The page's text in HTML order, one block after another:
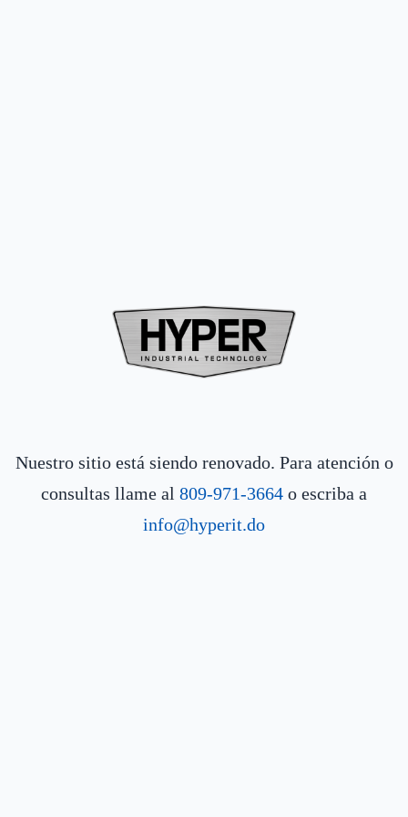
Nuestro sitio está siendo renovado. Para atención o
consultas llame al 809-971-3664 o escriba a
info@hyperit.do